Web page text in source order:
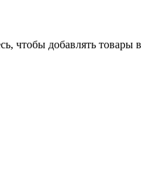
чтобы добавлять товары в